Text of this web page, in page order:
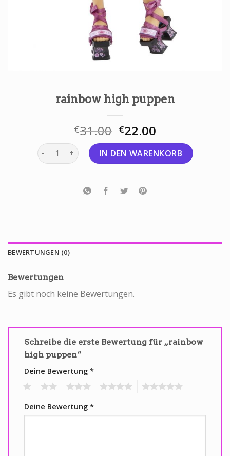
rainbow high puppen
€31.00 €22.00
rainbow high puppen MengeIN DEN WARENKORB
BEWERTUNGEN (0)
Bewertungen
Es gibt noch keine Bewertungen.
Schreibe die erste Bewertung für „rainbow
high puppen“
Deine Bewertung *
Deine Bewertung *